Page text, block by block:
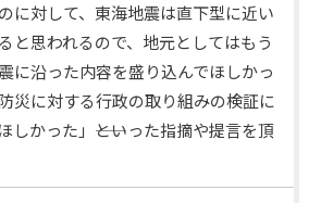
に対して、東海地震は直下型に近い
と思われるので、地元としてはもう
に沿った内容を盛り込んでほしかっ
災に対する行政の取り組みの検証に
しかった」――といった指摘や提言を頂